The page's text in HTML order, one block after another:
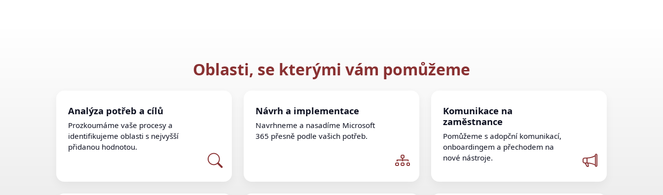
Oblasti, se kterými vám pomůžeme
Analýza potřeb a cílů
Prozkoumáme vaše procesy a
identifikujeme oblasti s nejvyšší
přidanou hodnotou.
Návrh a implementace
Navrhneme a nasadíme Microsoft
365 přesně podle vašich potřeb.
Komunikace na
zaměstnance
Pomůžeme s adopční komunikací,
onboardingem a přechodem na
nové nástroje.